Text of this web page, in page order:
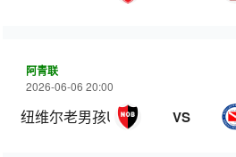
阿青联
2026-06-06 20:00
纽维尔老男孩U20 VS